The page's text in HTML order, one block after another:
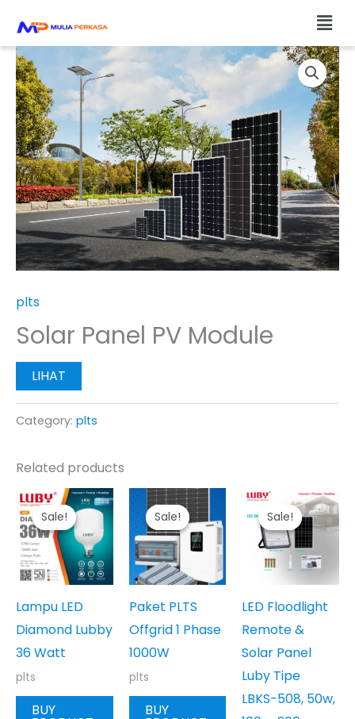
content
plts
Solar Panel PV Module
LIHAT
Category: plts
Related products
Sale!
Sale!
Lampu LED
Diamond Lubby
36 Watt
plts
BUY
Sale!
Sale!
Paket PLTS
Offgrid 1 Phase
1000W
plts
BUY
Sale!
Sale!
LED Floodlight
Remote &
Solar Panel
Luby Tipe
LBKS-508, 50w,